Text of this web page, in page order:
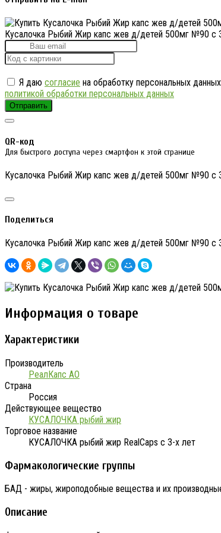
Кусалочка Рыбий Жир капс жев д/детей 500мг №90 с
Я даю согласие на обработку персональных
политикой обработки персональных данных
Отправить
QR-код
Для быстрого доступа через смартфон к этой странице
Кусалочка Рыбий Жир капс жев д/детей 500мг №90 с
Поделиться
Кусалочка Рыбий Жир капс жев д/детей 500мг №90 с
Информация о товаре
Характеристики
Производитель
РеалКапс АО
Страна
Россия
Действующее вещество
КУСАЛОЧКА рыбий жир
Торговое название
КУСАЛОЧКА рыбий жир RealCaps с 3-х лет
Фармакологические группы
БАД - жиры, жироподобные вещества и их
Описание